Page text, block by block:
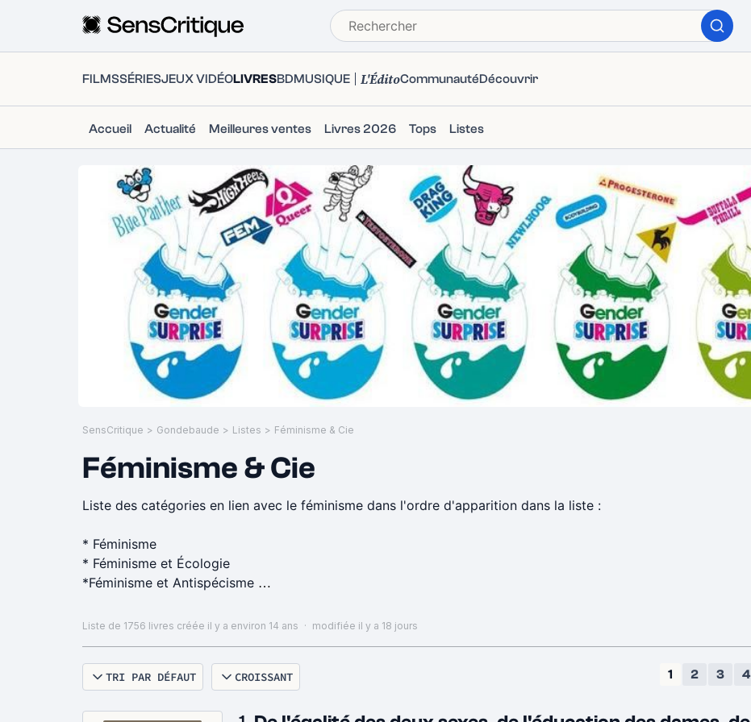
FILMSSÉRIESJEUX VIDÉOLIVRESBDMUSIQUE L'ÉditoCommunautéDécouvrir
Accueil Actualité Meilleures ventes Livres 2026 Tops Listes
SensCritique > Gondebaude > Listes > Féminisme & Cie
Féminisme & Cie
Liste des catégories en lien avec le féminisme dans l'ordre d'apparition dans la liste :
* Féminisme
* Féminisme et Écologie
*Féminisme et Antispécisme
* Asexualité
*Gender Studies~Queer~Orientation sexuelle
* Transidentité
* Féminisme et Intersectionnalité
Liste de 1756 livres créée il y a environ 14 ans · modifiée il y a 18 jours
TRI PAR DÉFAUT CROISSANT 1 2 3 4